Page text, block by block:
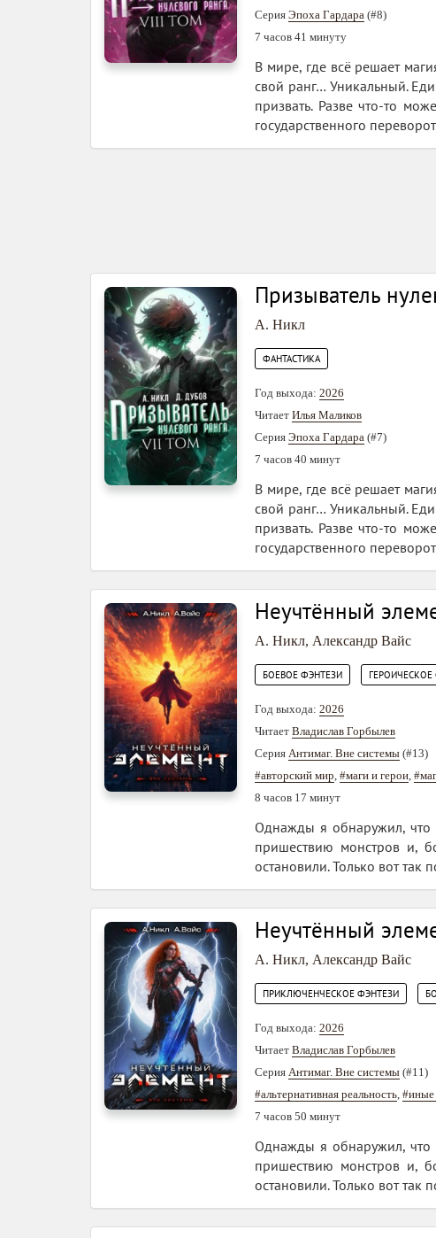
Серия Эпоха Гардара (#8)
7 часов 41 минуту
В мире, где всё решает
свой ранг… Уникальный.
призвать. Разве что-то
государственного
Призыватель
А. Никл
ФАНТАСТИКА
Год выхода: 2026
Читает Илья Маликов
Серия Эпоха Гардара (#7)
7 часов 40 минут
В мире, где всё решает
свой ранг… Уникальный.
призвать. Разве что-то
государственного
Неучтённый
А. Никл, Александр Вайс
БОЕВОЕ ФЭНТЕЗИ ГЕРОИЧЕСКОЕ
Год выхода: 2026
Читает Владислав Горбылев
Серия Антимаг. Вне системы (#13)
#авторский мир, #маги и герои,
8 часов 17 минут
Однажды я обнаружил, что
пришествию монстров и,
остановили. Только вот
Неучтённый
А. Никл, Александр Вайс
ПРИКЛЮЧЕНЧЕСКОЕ ФЭНТЕЗИ
Год выхода: 2026
Читает Владислав Горбылев
Серия Антимаг. Вне системы (#11)
#альтернативная реальность,
7 часов 50 минут
Однажды я обнаружил, что
пришествию монстров и,
остановили. Только вот